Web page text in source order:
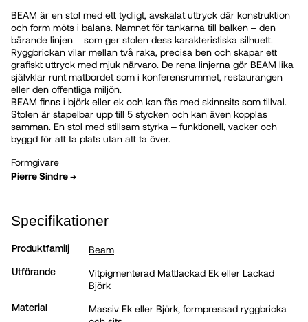
Lackad Björk
Björk, valfri kulör
Dyna Cognac
BEAM är en stol med ett tydligt, avskalat uttryck där konstruktion
och form möts i balans. Namnet för tankarna till balken – den
bärande linjen – som ger stolen dess karakteristiska silhuett.
Ryggbrickan vilar mellan två raka, precisa ben och skapar ett
grafiskt uttryck med mjuk närvaro. De rena linjerna gör BEAM lika
självklar runt matbordet som i konferensrummet, restaurangen
eller den offentliga miljön.
BEAM finns i björk eller ek och kan fås med skinnsits som tillval.
Stolen är stapelbar upp till 5 stycken och kan även kopplas
samman. En stol med stillsam styrka – funktionell, vacker och
byggd för att ta plats utan att ta över.
Formgivare
Pierre Sindre ➔
Specifikationer
Produktfamilj Beam
Utförande
Vitpigmenterad Mattlackad Ek eller Lackad
Björk
Material
Massiv Ek eller Björk, formpressad ryggbricka